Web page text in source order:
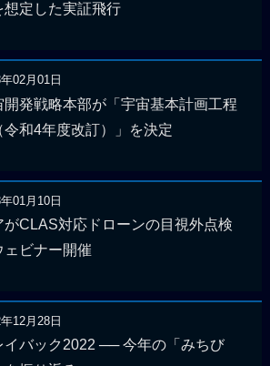
想定した実証飛行
02月01日
開発戦略本部が「宇宙基本計画工程
令和4年度改訂）」を決定
01月10日
がCLAS対応ドローンの目視外点検
ェビナー開催
12月28日
イバック2022 ── 今年の「みちび